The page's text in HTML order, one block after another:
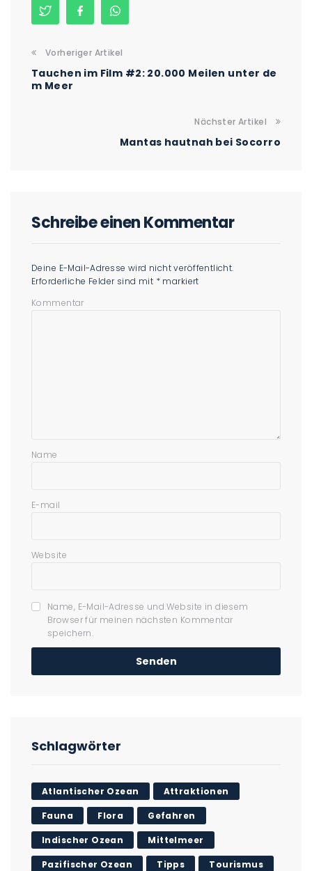
Vorheriger Artikel
Tauchen im Film #2: 20.000 Meilen unter de
m Meer
Nächster Artikel
Mantas hautnah bei Socorro
Schreibe einen Kommentar
Deine E-Mail-Adresse wird nicht veröffentlicht.
Erforderliche Felder sind mit * markiert
Kommentar
Name
E-mail
Website
Name, E-Mail-Adresse und Website in diesem
Browser für meinen nächsten Kommentar
speichern.
Schlagwörter
Atlantischer Ozean Attraktionen
Fauna Flora Gefahren
Indischer Ozean Mittelmeer
Pazifischer Ozean Tipps Tourismus